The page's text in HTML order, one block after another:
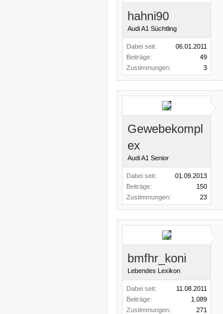
hahni90
Audi A1 Süchtling
Dabei seit:
06.01.2011
Beiträge:
49
Zustimmungen:
3
Gewebekompl
ex
Audi A1 Senior
Dabei seit:
01.09.2013
Beiträge:
150
Zustimmungen:
23
bmfhr_koni
Lebendes Lexikon
Dabei seit:
11.08.2011
Beiträge:
1.089
Zustimmungen:
271